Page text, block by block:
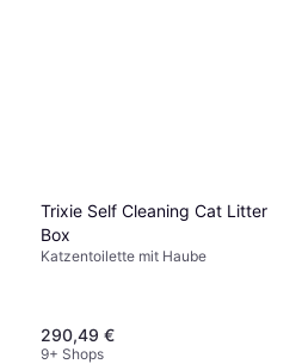
Trixie Self Cleaning Cat Litter
Box
Katzentoilette mit Haube
290,49 €
9+ Shops